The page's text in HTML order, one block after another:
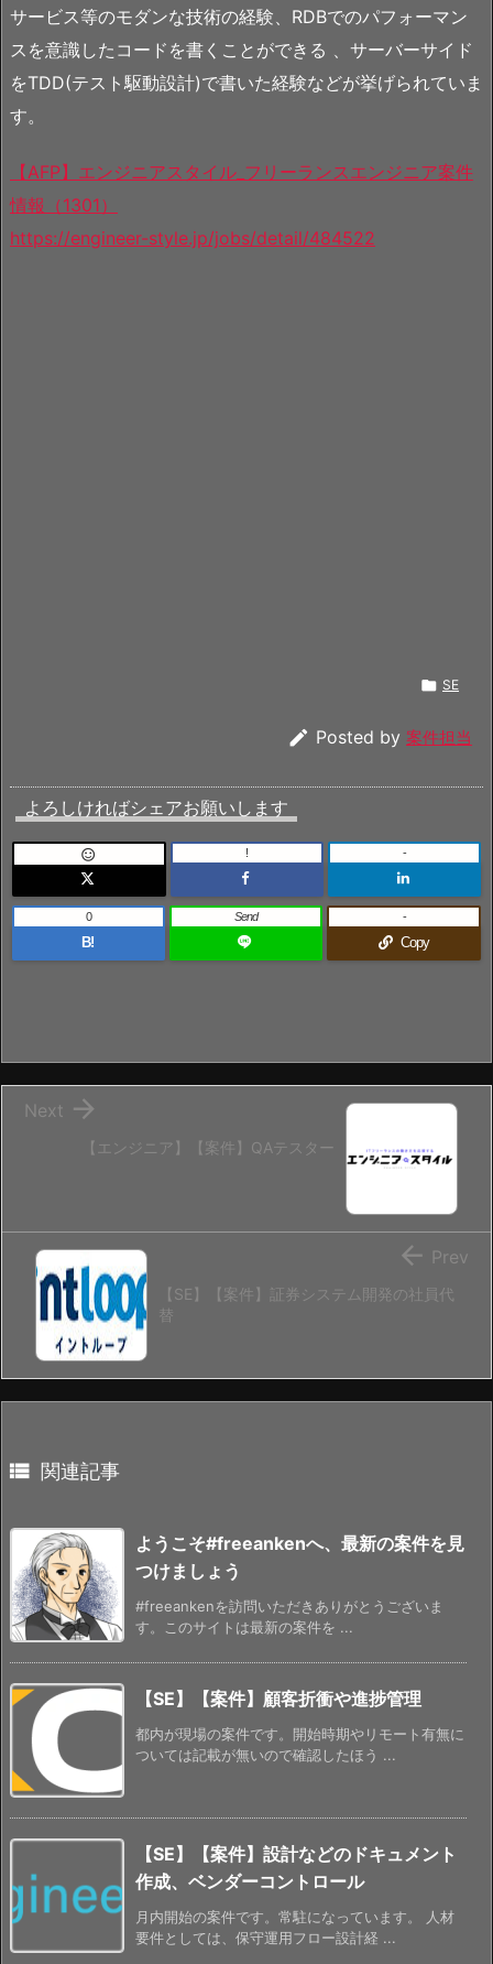
サービス等のモダンな技術の経験、RDBでのパフォーマン
スを意識したコードを書くことができる 、サーバーサイド
をTDD(テスト駆動設計)で書いた経験などが挙げられていま
す。
【AFP】エンジニアスタイル_フリーランスエンジニア案件
情報（1301）
https://engineer-style.jp/jobs/detail/484522
 SE
 Posted by 案件担当
よろしければシェアお願いします
 ! -
B!
0 Send
Copy
-
【エンジニア】【案件】QAテスター

Next
【SE】【案件】証券システム開発の社員代
替
 Prev
 関連記事
ようこそ#freeankenへ、最新の案件を見
つけましょう
#freeankenを訪問いただきありがとうございま
す。このサイトは最新の案件を ...
【SE】【案件】顧客折衝や進捗管理
都内が現場の案件です。開始時期やリモート有無に
ついては記載が無いので確認したほう ...
【SE】【案件】設計などのドキュメント
作成、ベンダーコントロール
月内開始の案件です。常駐になっています。 人材
要件としては、保守運用フロー設計経 ...